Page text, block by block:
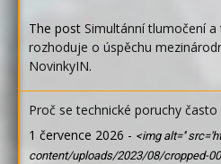
The post Simultánní tlumočení
rozhoduje o úspěchu
NovinkyIN.
Proč se technické poruchy
1 července 2026 - <img alt=''
content/uploads/2023/08/cropped-